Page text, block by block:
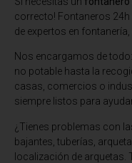
correcto! Fontaneros
de expertos en
Nos encargamos de
no potable hasta la
casas, comercios o
siempre listos para
¿Tienes problemas con
bajantes, tuberías,
localización de